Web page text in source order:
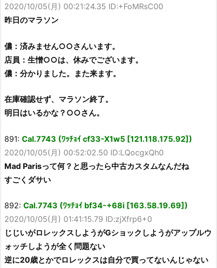
2020/10/05(月) 00:21:24.35 ID:+FoMRsC00
昨日のマラソン
儂：済みません○○さんいます。
店員：生憎○○は、休みでございます。
儂：分かりました。また来ます。
在庫確認せず、マラソン終了。
明日はいるかな？○○さん。
891: Cal.7743 (ﾜｯﾁｮｲ cf33-X1w5 [121.118.175.92])
2020/10/05(月) 00:52:02.50 ID:LQocgxQh0
Mad Parisって何？と思ったら中古カスタムなんだね
すごくダサい
892: Cal.7743 (ﾜｯﾁｮｲ bf34-+68i [163.58.19.69])
2020/10/05(月) 01:41:15.79 ID:zjXfrp6+0
じじいがロレックスしようがGショックしようがアップルウ
ォッチしようが全く問題ない
逆に20歳とかでロレックスは自分で買ってないんじゃない